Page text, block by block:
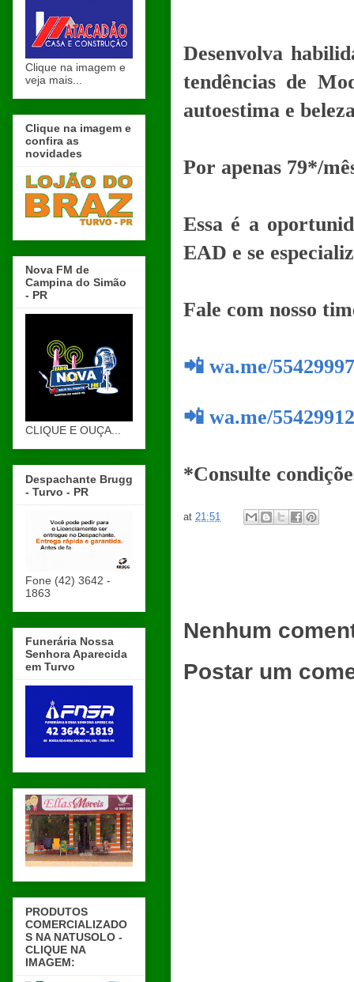
Desenvolva
tendências de
autoestima e
Por apenas 79*/
Essa é a
EAD e se
Fale com nosso
📲 wa.me/
📲 wa.me/
*Consulte
at 21:51
Nenhum
Postar um
Clique na imagem e
veja mais...
Clique na imagem e
confira as
novidades
Nova FM de
Campina do Simão
- PR
CLIQUE E OUÇA...
Despachante Brugg
- Turvo - PR
Fone (42) 3642 -
1863
Funerária Nossa
Senhora Aparecida
em Turvo
PRODUTOS
COMERCIALIZADO
S NA NATUSOLO -
CLIQUE NA
IMAGEM: